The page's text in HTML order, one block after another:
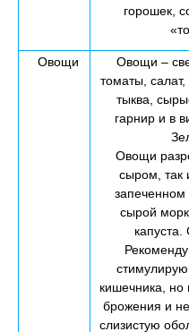
горошек,
Овощи
Овощи –
томаты, салат,
тыква,
гарнир и в
Овощи
сыром, так
сырой
капуста.
кишечника,
брожения и
слизистую